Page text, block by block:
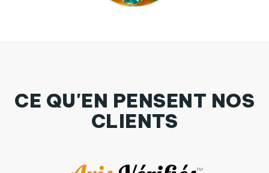
CE QU'EN PENSENT NOS
CLIENTS